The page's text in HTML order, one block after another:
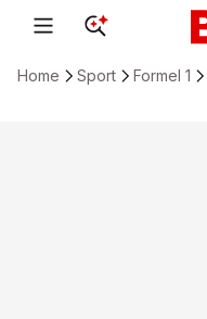
Home Sport Formel 1